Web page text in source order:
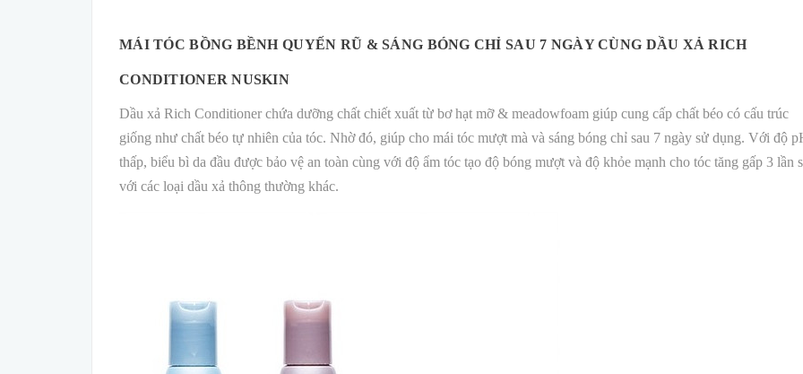
MÁI TÓC BỒNG BỀNH QUYẾN RŨ & SÁNG BÓNG CHỈ SAU 7 NGÀY CÙNG DẦU XẢ RICH
CONDITIONER NUSKIN
Dầu xả Rich Conditioner chứa dưỡng chất chiết xuất từ bơ hạt mỡ & meadowfoam giúp cung cấp chất béo có cấu trúc
giống như chất béo tự nhiên của tóc. Nhờ đó, giúp cho mái tóc mượt mà và sáng bóng chỉ sau 7 ngày sử dụng. Với độ
thấp, biểu bì da đầu được bảo vệ an toàn cùng với độ ẩm tóc tạo độ bóng mượt và độ khỏe mạnh cho tóc tăng gấp 3 lần
với các loại dầu xả thông thường khác.